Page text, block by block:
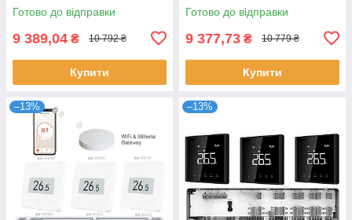
+ Регулятор АЕ-667.WF (3
шт.)
Готово до відправки
9 389,04 ₴ 10 792 ₴
Купити
EGW01 + Сервопривод ATR
(4 шт.)
Готово до відправки
9 377,73 ₴ 10 779 ₴
Купити
–13% –13%